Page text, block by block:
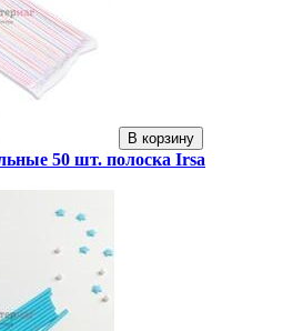
В корзину
50 шт. полоска Irsa